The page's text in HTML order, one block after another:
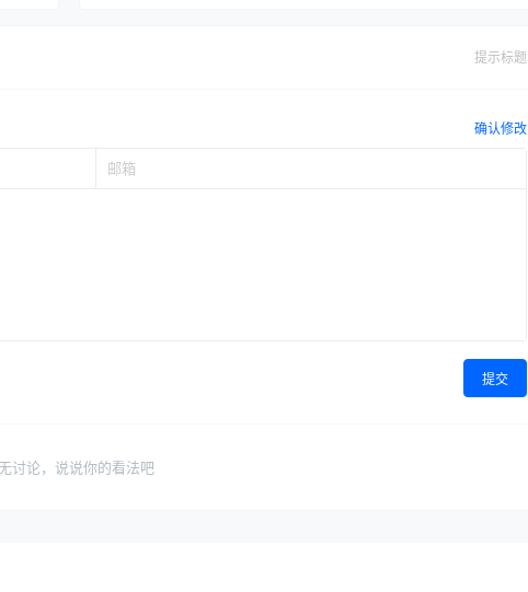
提示标题
确认修改
提交
讨论，说说你的看法吧